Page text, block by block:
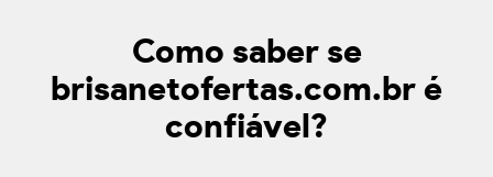
Como saber se
brisanetofertas.com.br é
confiável?